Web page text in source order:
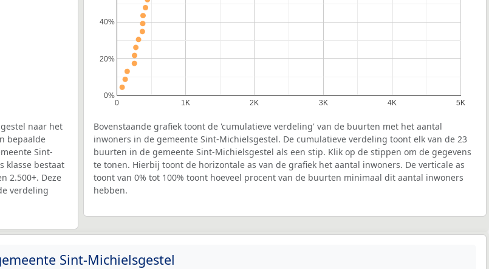
naar het
bepaalde
Sint-
klasse bestaat
2.500+. Deze
verdeling
0 1K 2K 3K 4K 5K
0%
20%
40%
Bovenstaande grafiek toont de 'cumulatieve verdeling' van de buurten met het aantal
inwoners in de gemeente Sint-Michielsgestel. De cumulatieve verdeling toont elk van de 23
buurten in de gemeente Sint-Michielsgestel als een stip. Klik op de stippen om de gegevens
te tonen. Hierbij toont de horizontale as van de grafiek het aantal inwoners. De verticale as
toont van 0% tot 100% toont hoeveel procent van de buurten minimaal dit aantal inwoners
hebben.
Sint-Michielsgestel